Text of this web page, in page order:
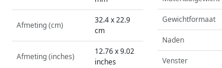
Afmeting (cm)
32.4 x 22.9
cm
Afmeting (inches)
12.76 x 9.02
inches
Gewichtformaat
Naden
Venster